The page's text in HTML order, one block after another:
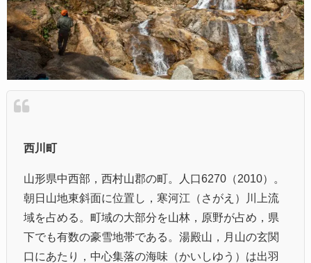
西川町
山形県中西部，西村山郡の町。人口6270（2010）。
朝日山地東斜面に位置し，寒河江（さがえ）川上流
域を占める。町域の大部分を山林，原野が占め，県
下でも有数の豪雪地帯である。湯殿山，月山の玄関
口にあたり，中心集落の海味（かいしゆう）は出羽